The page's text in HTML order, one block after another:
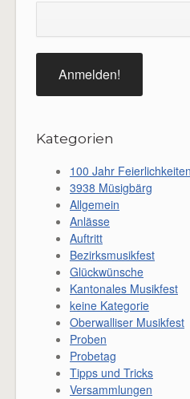
Kategorien
100 Jahr Feierlichkeiten
3938 Müsigbärg
Allgemein
Anlässe
Auftritt
Bezirksmusikfest
Glückwünsche
Kantonales Musikfest
keine Kategorie
Oberwalliser Musikfest
Proben
Probetag
Tipps und Tricks
Versammlungen